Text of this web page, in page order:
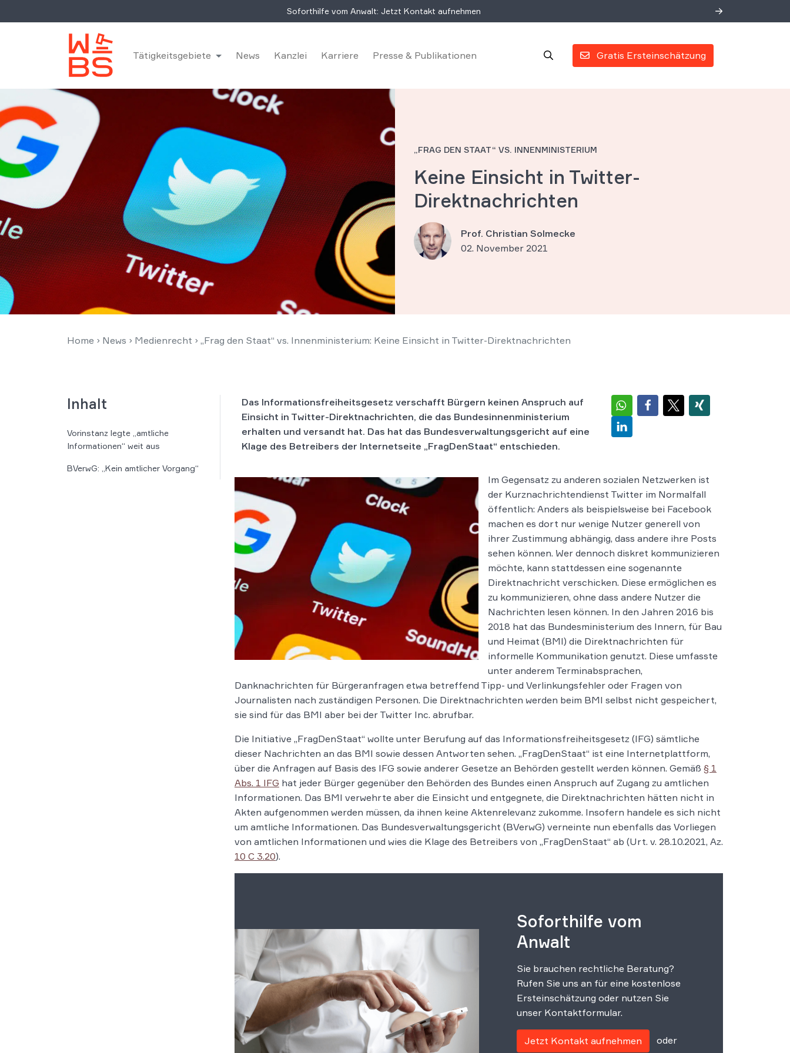
Soforthilfe vom Anwalt: Jetzt Kontakt aufnehmen
Gratis Ersteinschätzung
Tätigkeitsgebiete News Kanzlei Karriere Presse & Publikationen
„FRAG DEN STAAT“ VS. INNENMINISTERIUM
Keine Einsicht in Twitter-
Direktnachrichten
Prof. Christian Solmecke
02. November 2021
Home › News › Medienrecht › „Frag den Staat“ vs. Innenministerium: Keine Einsicht in Twitter-Direktnachrichten
Inhalt
Vorinstanz legte „amtliche
Informationen“ weit aus
BVerwG: „Kein amtlicher Vorgang“
Das Informationsfreiheitsgesetz verschafft Bürgern keinen Anspruch auf
Einsicht in Twitter-Direktnachrichten, die das Bundesinnenministerium
erhalten und versandt hat. Das hat das Bundesverwaltungsgericht auf eine
Klage des Betreibers der Internetseite „FragDenStaat“ entschieden.
Im Gegensatz zu anderen sozialen Netzwerken ist
der Kurznachrichtendienst Twitter im Normalfall
öffentlich: Anders als beispielsweise bei Facebook
machen es dort nur wenige Nutzer generell von
ihrer Zustimmung abhängig, dass andere ihre Posts
sehen können. Wer dennoch diskret kommunizieren
möchte, kann stattdessen eine sogenannte
Direktnachricht verschicken. Diese ermöglichen es
zu kommunizieren, ohne dass andere Nutzer die
Nachrichten lesen können. In den Jahren 2016 bis
2018 hat das Bundesministerium des Innern, für Bau
und Heimat (BMI) die Direktnachrichten für
informelle Kommunikation genutzt. Diese umfasste
unter anderem Terminabsprachen,
Danknachrichten für Bürgeranfragen etwa betreffend Tipp- und Verlinkungsfehler oder Fragen von
Journalisten nach zuständigen Personen. Die Direktnachrichten werden beim BMI selbst nicht gespeichert,
sie sind für das BMI aber bei der Twitter Inc. abrufbar.
Die Initiative „FragDenStaat“ wollte unter Berufung auf das Informationsfreiheitsgesetz (IFG) sämtliche
dieser Nachrichten an das BMI sowie dessen Antworten sehen. „FragDenStaat“ ist eine Internetplattform,
über die Anfragen auf Basis des IFG sowie anderer Gesetze an Behörden gestellt werden können. Gemäß § 1
Abs. 1 IFG hat jeder Bürger gegenüber den Behörden des Bundes einen Anspruch auf Zugang zu amtlichen
Informationen. Das BMI verwehrte aber die Einsicht und entgegnete, die Direktnachrichten hätten nicht in
Akten aufgenommen werden müssen, da ihnen keine Aktenrelevanz zukomme. Insofern handele es sich nicht
um amtliche Informationen. Das Bundesverwaltungsgericht (BVerwG) verneinte nun ebenfalls das Vorliegen
von amtlichen Informationen und wies die Klage des Betreibers von „FragDenStaat“ ab (Urt. v. 28.10.2021, Az.
10 C 3.20).
Soforthilfe vom
Anwalt
Sie brauchen rechtliche Beratung?
Rufen Sie uns an für eine kostenlose
Ersteinschätzung oder nutzen Sie
unser Kontaktformular.
Jetzt Kontakt aufnehmen oder